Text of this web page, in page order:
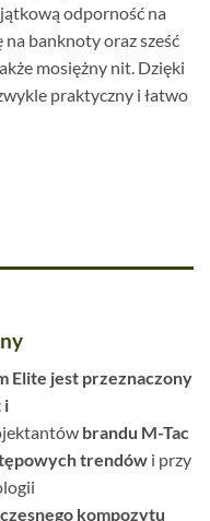
odporność na
banknoty oraz sześć
mosiężny nit. Dzięki
praktyczny i łatwo
Elite jest przeznaczony
i
brandu M-Tac
trendów i przy
kompozytu